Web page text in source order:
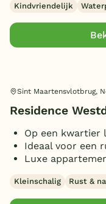
Kindvriendelijk
Sint Maartensvlotbrug,
Residence
Op een kwartier
Ideaal voor een
Luxe
Kleinschalig Rust &